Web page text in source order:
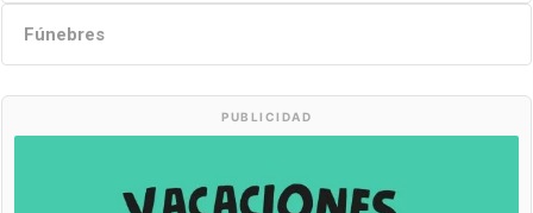
Fúnebres
PUBLICIDAD